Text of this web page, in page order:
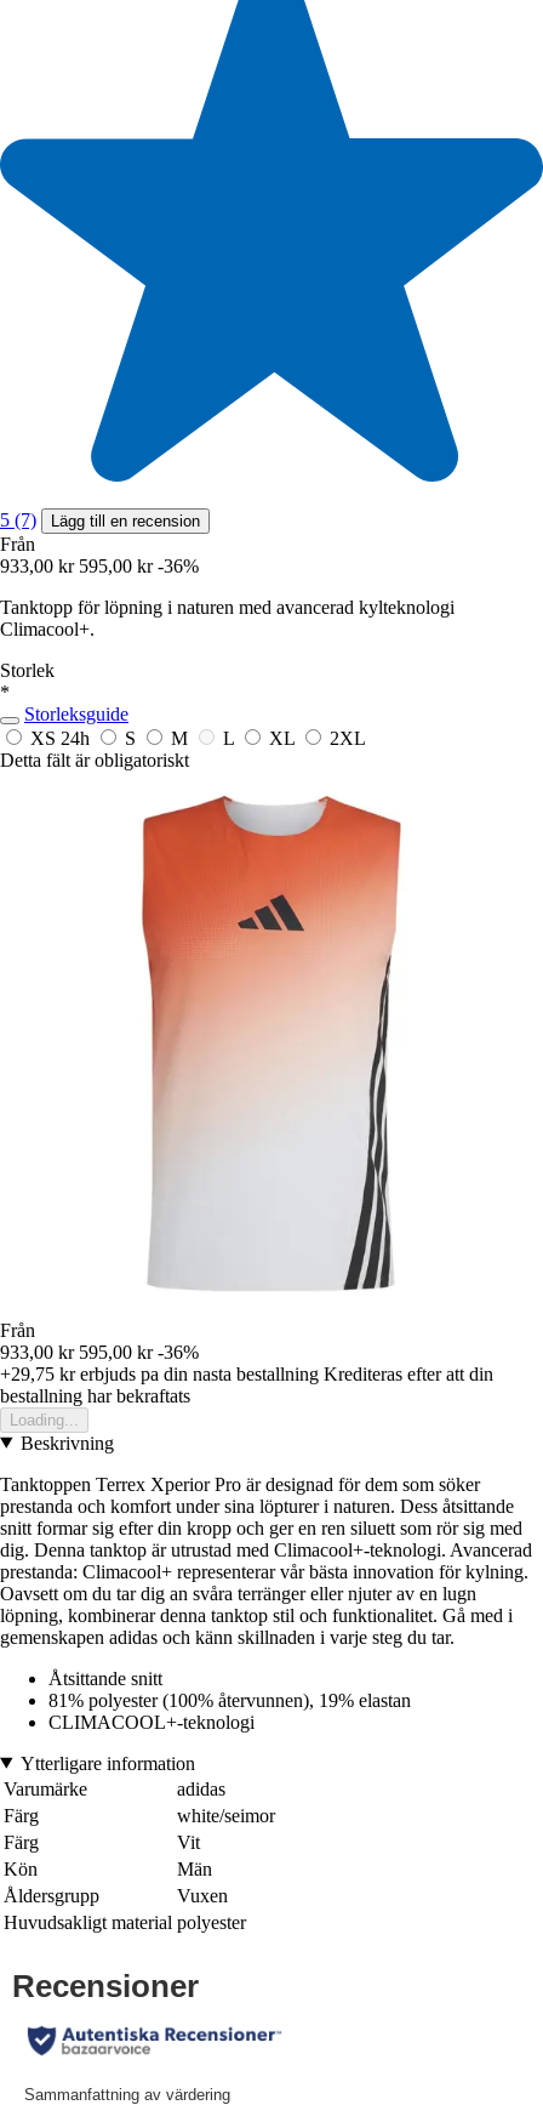
5 (7) Lägg till en recension
Från
933,00 kr 595,00 kr -36%
Tanktopp för löpning i naturen med avancerad kylteknologi
Climacool+.
Storlek
*
Storleksguide
XS 24h S M L XL
2XL
Detta fält är obligatoriskt
Från
933,00 kr 595,00 kr -36%
+29,75 krerbjuds pa din nasta bestallning Krediteras efter att din
bestallning har bekraftats
Loading...
Beskrivning
Tanktoppen Terrex Xperior Pro är designad för dem som söker
prestanda och komfort under sina löpturer i naturen. Dess åtsittande
snitt formar sig efter din kropp och ger en ren siluett som rör sig med
dig. Denna tanktop är utrustad med Climacool+-teknologi. Avancerad
prestanda: Climacool+ representerar vår bästa innovation för kylning.
Oavsett om du tar dig an svåra terränger eller njuter av en lugn
löpning, kombinerar denna tanktop stil och funktionalitet. Gå med i
gemenskapen adidas och känn skillnaden i varje steg du tar.
Åtsittande snitt
81% polyester (100% återvunnen), 19% elastan
CLIMACOOL+-teknologi
Ytterligare information
Varumärke
adidas
Färg
white/seimor
Färg
Vit
Kön
Män
Åldersgrupp
Vuxen
Huvudsakligt material polyester